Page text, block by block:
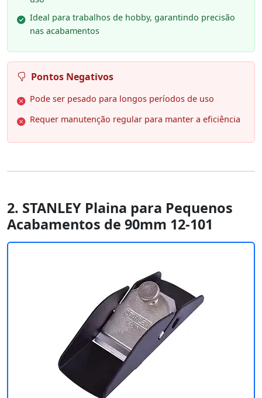
Ideal para trabalhos de hobby, garantindo precisão
nas acabamentos
Pontos Negativos
Pode ser pesado para longos períodos de uso
Requer manutenção regular para manter a eficiência
2. STANLEY Plaina para Pequenos
Acabamentos de 90mm 12-101